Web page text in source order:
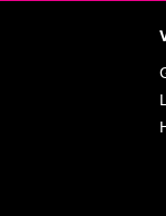
tích (+) củng cố
tinh, tinh tế.
Nhật Bản)